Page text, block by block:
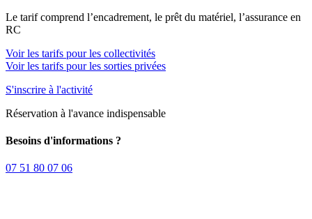
Le tarif comprend l’encadrement, le prêt du matériel, l’assurance en
RC
Voir les tarifs pour les collectivités
Voir les tarifs pour les sorties privées
S'inscrire à l'activité
Réservation à l'avance indispensable
Besoins d'informations ?
07 51 80 07 06